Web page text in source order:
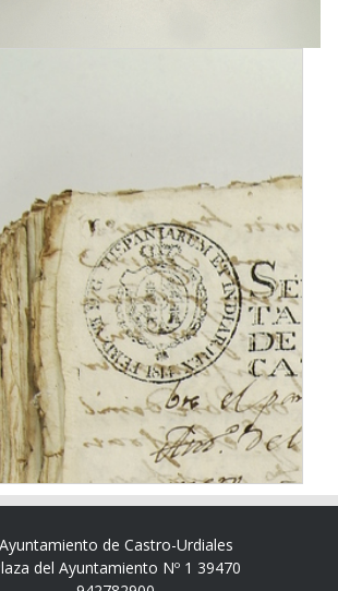
Ayuntamiento de Castro-Urdiales
del Ayuntamiento Nº 1 39470